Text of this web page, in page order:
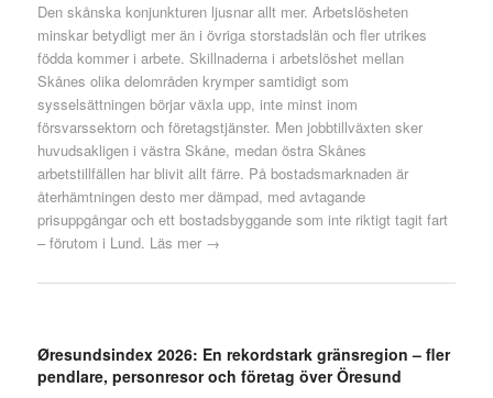
Den skånska konjunkturen ljusnar allt mer. Arbetslösheten
minskar betydligt mer än i övriga storstadslän och fler utrikes
födda kommer i arbete. Skillnaderna i arbetslöshet mellan
Skånes olika delområden krymper samtidigt som
sysselsättningen börjar växla upp, inte minst inom
försvarssektorn och företagstjänster. Men jobbtillväxten sker
huvudsakligen i västra Skåne, medan östra Skånes
arbetstillfällen har blivit allt färre. På bostadsmarknaden är
återhämtningen desto mer dämpad, med avtagande
prisuppgångar och ett bostadsbyggande som inte riktigt tagit fart
– förutom i Lund. Läs mer →
Øresundsindex 2026: En rekordstark gränsregion – fler
pendlare, personresor och företag över Öresund